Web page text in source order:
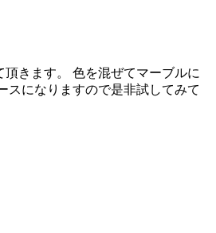
きます。 色を混ぜてマーブルに
スになりますので是非試してみて